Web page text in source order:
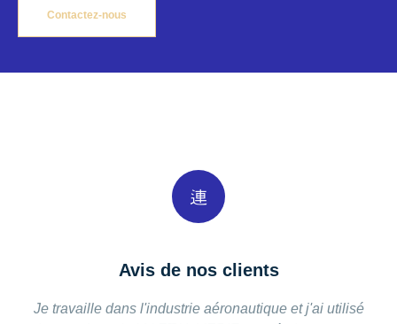
Contactez-nous
Avis de nos clients
Je travaille dans l'industrie aéronautique et j'ai utilisé